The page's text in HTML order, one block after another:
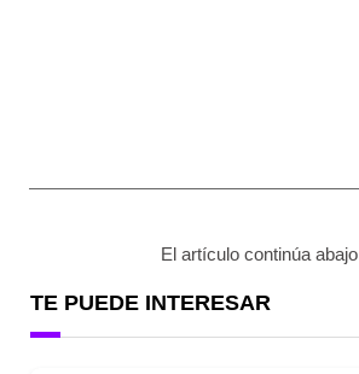
El artículo continúa abajo
TE PUEDE INTERESAR